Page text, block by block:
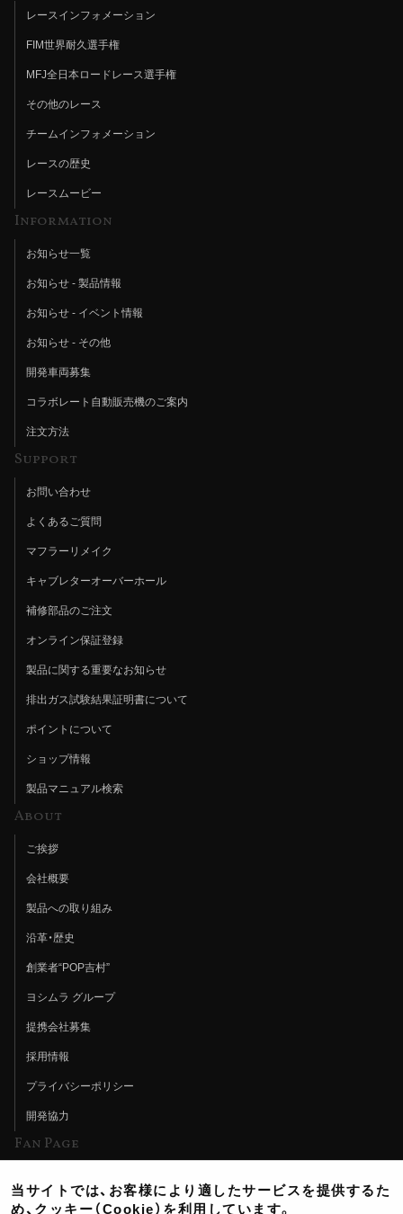
レースインフォメーション
FIM世界耐久選手権
MFJ全日本ロードレース選手権
その他のレース
チームインフォメーション
レースの歴史
レースムービー
Information
お知らせ一覧
お知らせ - 製品情報
お知らせ - イベント情報
お知らせ - その他
開発車両募集
コラボレート自動販売機のご案内
注文方法
Support
お問い合わせ
よくあるご質問
マフラーリメイク
キャブレターオーバーホール
補修部品のご注文
オンライン保証登録
製品に関する重要なお知らせ
排出ガス試験結果証明書について
ポイントについて
ショップ情報
製品マニュアル検索
About
ご挨拶
会社概要
製品への取り組み
沿革・歴史
創業者“POP吉村”
ヨシムラ グループ
提携会社募集
採用情報
プライバシーポリシー
開発協力
Fan Page
ヨシムラTV
当サイトでは、お客様により適したサービスを提供するた
め、クッキー（Cookie）を利用しています。